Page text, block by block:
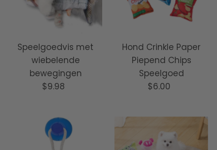
Alfabetisch: Z-A
Prijs: hoog naar laag
Datum: oud naar
nieuw
Speelgoedvis met
wiebelende
bewegingen
Normale
$9.98
Hond Crinkle Paper
Piepend Chips
Speelgoed
Normale
$6.00